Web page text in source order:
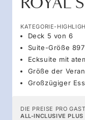
KATEGORIE-
Deck 5 von 6
Suite-Größe
Ecksuite mit
Größe der
Großzügiger
DIE PREISE PRO
ALL-INCLUSIVE PLUS